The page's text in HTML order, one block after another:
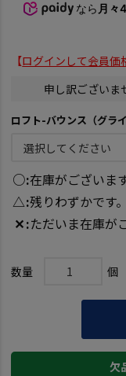
なら 月々
【ログインして会員価
申し訳ございま
ロフト-バウンス（グライ
○ 在庫がございます
△ 残りわずかです。
✕ ただいま在庫が
欠